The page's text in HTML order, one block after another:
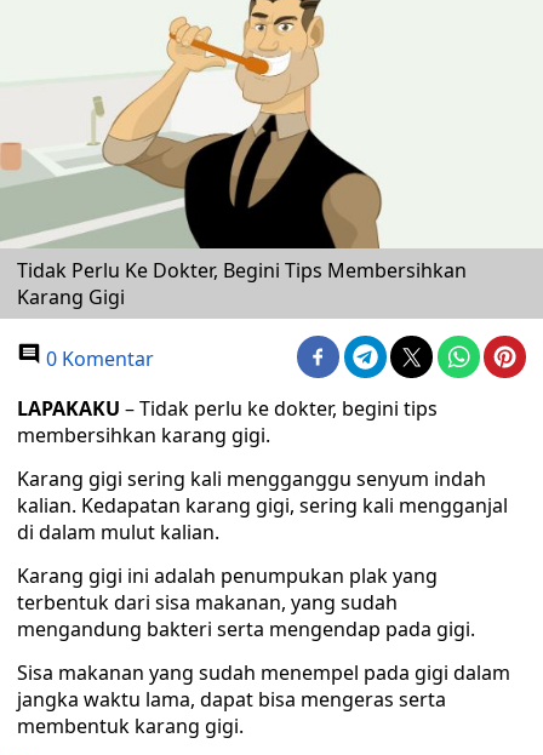
Tidak Perlu Ke Dokter, Begini Tips Membersihkan
Karang Gigi
0 Komentar
LAPAKAKU – Tidak perlu ke dokter, begini tips
membersihkan karang gigi.
Karang gigi sering kali mengganggu senyum indah
kalian. Kedapatan karang gigi, sering kali mengganjal
di dalam mulut kalian.
Karang gigi ini adalah penumpukan plak yang
terbentuk dari sisa makanan, yang sudah
mengandung bakteri serta mengendap pada gigi.
Sisa makanan yang sudah menempel pada gigi dalam
jangka waktu lama, dapat bisa mengeras serta
membentuk karang gigi.